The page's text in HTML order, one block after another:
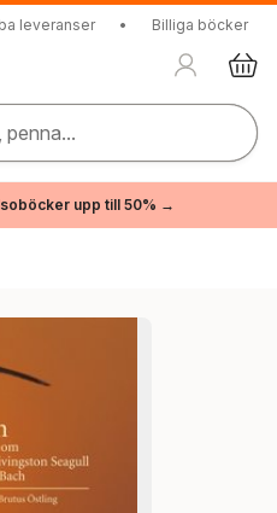
leveranser • Billiga böcker
penna...
upp till 50% →